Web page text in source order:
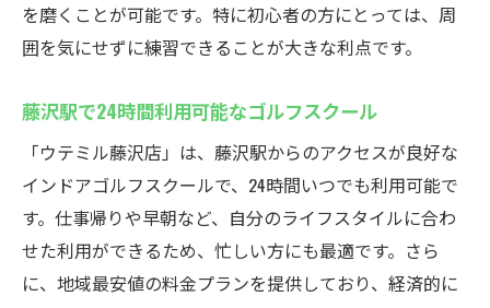
を磨くことが可能です。特に初心者の方にとっては、周
囲を気にせずに練習できることが大きな利点です。
藤沢駅で24時間利用可能なゴルフスクール
「ウテミル藤沢店」は、藤沢駅からのアクセスが良好な
インドアゴルフスクールで、24時間いつでも利用可能で
す。仕事帰りや早朝など、自分のライフスタイルに合わ
せた利用ができるため、忙しい方にも最適です。さら
に、地域最安値の料金プランを提供しており、経済的に